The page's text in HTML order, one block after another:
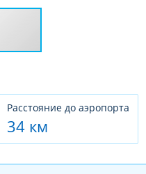
Расстояние до аэропорта
34 км